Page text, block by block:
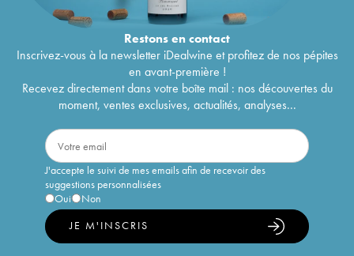
Restons encontact
Inscrivez-vous à la newsletter iDealwine et profitez de nos pépites
en avant-première !
Recevez directement dans votre boîte mail : nos découvertes du
moment, ventes exclusives, actualités, analyses...
J'accepte le suivi de mes emails afin de recevoir des
suggestions personnalisées
Oui
Non
JE M'INSCRIS